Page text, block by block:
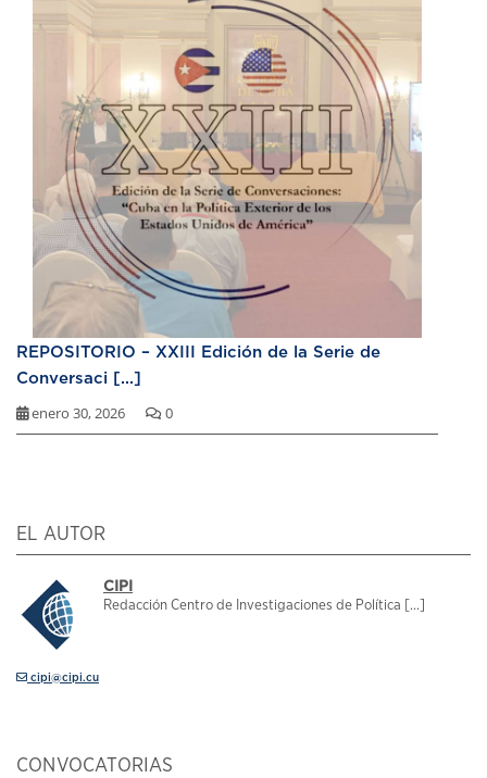
REPOSITORIO – XXIII Edición de la Serie de
Conversaci [...]
enero 30, 2026 0
EL AUTOR
CIPI
Redacción Centro de Investigaciones de Política [...]
cipi@cipi.cu
CONVOCATORIAS